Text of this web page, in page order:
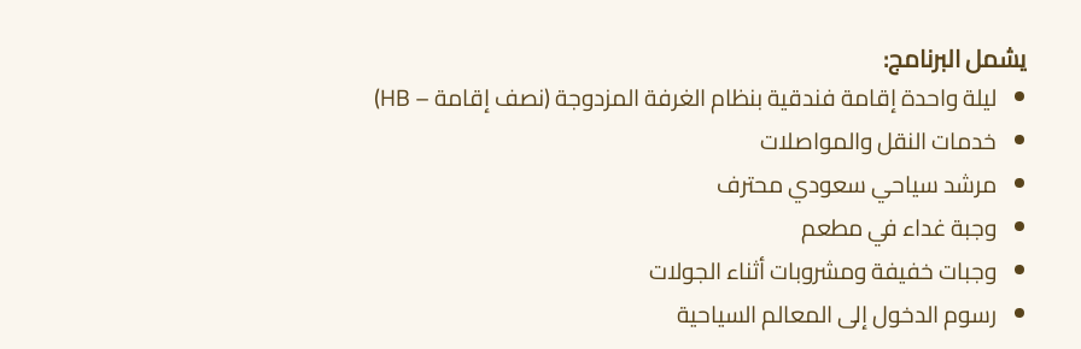
يشمل البرنامج:
ليلة واحدة إقامة فندقية بنظام الغرفة المزدوجة (نصف إقامة – HB)
خدمات النقل والمواصلات
مرشد سياحي سعودي محترف
وجبة غداء في مطعم
وجبات خفيفة ومشروبات أثناء الجولات
رسوم الدخول إلى المعالم السياحية